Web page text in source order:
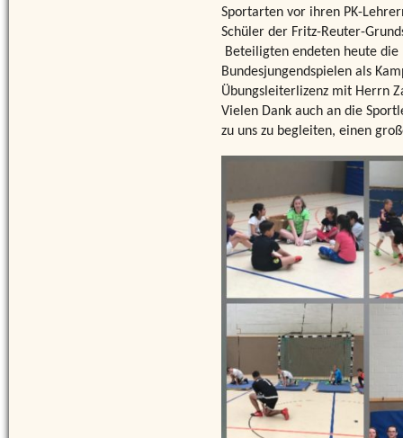
Sportarten vor ihren PK-
Schüler der Fritz-Reuter-
Beteiligten endeten heute die
Bundesjungendspielen als
Übungsleiterlizenz mit Herrn
Vielen Dank auch an die
zu uns zu begleiten, einen